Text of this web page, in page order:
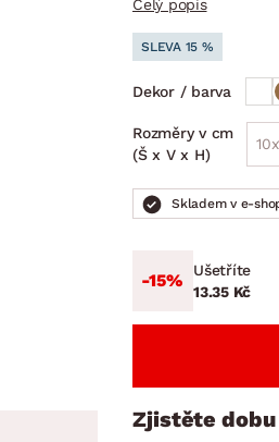
SPOTŘEBIČECelý popis
SLEVA 15 %
Dekor / barva
Rozměry v cm
(Š x V x H)
Skladem v e-
-15%
Ušetříte
13.35 Kč
Zjistěte